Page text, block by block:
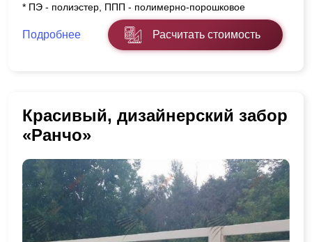
* ПЭ - полиэстер, ППП - полимерно-порошковое
Подробнее Расчитать стоимость
Красивый, дизайнерский забор
«Ранчо»